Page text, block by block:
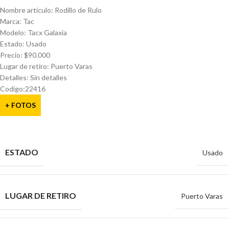
Nombre artículo: Rodillo de Rulo
Marca: Tac
Modelo: Tacx Galaxia
Estado: Usado
Precio: $90.000
Lugar de retiro: Puerto Varas
Detalles: Sin detalles
Codigo:22416
+ FOTOS
ESTADO Usado
LUGAR DE RETIRO Puerto Varas